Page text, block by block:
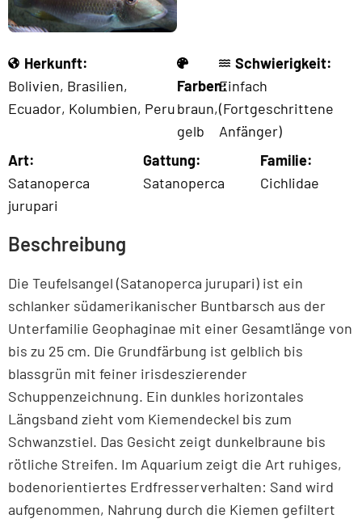
Herkunft:
Bolivien, Brasilien,
Ecuador, Kolumbien, Peru
Farben:
braun,
gelb
Schwierigkeit:
Einfach
(Fortgeschrittene
Anfänger)
Art:
Satanoperca
jurupari
Gattung:
Satanoperca
Familie:
Cichlidae
Beschreibung
Die Teufelsangel (Satanoperca jurupari) ist ein
schlanker südamerikanischer Buntbarsch aus der
Unterfamilie Geophaginae mit einer Gesamtlänge von
bis zu 25 cm. Die Grundfärbung ist gelblich bis
blassgrün mit feiner irisdeszierender
Schuppenzeichnung. Ein dunkles horizontales
Längsband zieht vom Kiemendeckel bis zum
Schwanzstiel. Das Gesicht zeigt dunkelbraune bis
rötliche Streifen. Im Aquarium zeigt die Art ruhiges,
bodenorientiertes Erdfresserverhalten: Sand wird
aufgenommen, Nahrung durch die Kiemen gefiltert